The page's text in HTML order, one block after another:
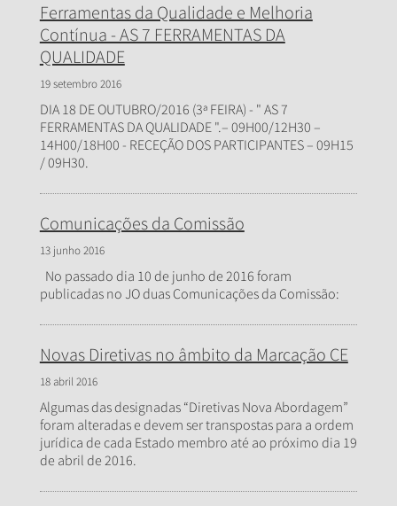
Ferramentas da Qualidade e Melhoria
Contínua - AS 7 FERRAMENTAS DA
QUALIDADE
19 setembro 2016
DIA 18 DE OUTUBRO/2016 (3ª FEIRA) - " AS 7
FERRAMENTAS DA QUALIDADE ".– 09H00/12H30 –
14H00/18H00 - RECEÇÃO DOS PARTICIPANTES – 09H15
/ 09H30.
Comunicações da Comissão
13 junho 2016
No passado dia 10 de junho de 2016 foram
publicadas no JO duas Comunicações da Comissão:
Novas Diretivas no âmbito da Marcação CE
18 abril 2016
Algumas das designadas “Diretivas Nova Abordagem”
foram alteradas e devem ser transpostas para a ordem
jurídica de cada Estado membro até ao próximo dia 19
de abril de 2016.